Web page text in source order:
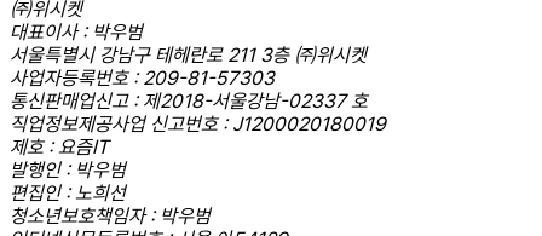
㈜위시켓
대표이사 : 박우범
서울특별시 강남구 테헤란로 211 3층 ㈜위시켓
사업자등록번호 : 209-81-57303
통신판매업신고 : 제2018-서울강남-02337 호
직업정보제공사업 신고번호 : J1200020180019
제호 : 요즘IT
발행인 : 박우범
편집인 : 노희선
청소년보호책임자 : 박우범